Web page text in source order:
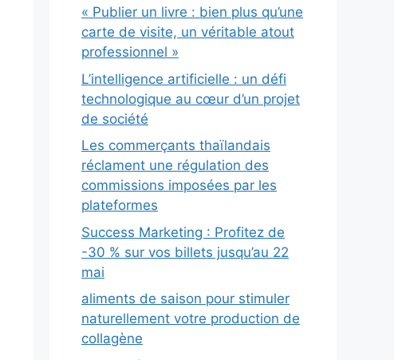
« Publier un livre : bien plus qu’une
carte de visite, un véritable atout
professionnel »
L’intelligence artificielle : un défi
technologique au cœur d’un projet
de société
Les commerçants thaïlandais
réclament une régulation des
commissions imposées par les
plateformes
Success Marketing : Profitez de
-30 % sur vos billets jusqu’au 22
mai
aliments de saison pour stimuler
naturellement votre production de
collagène